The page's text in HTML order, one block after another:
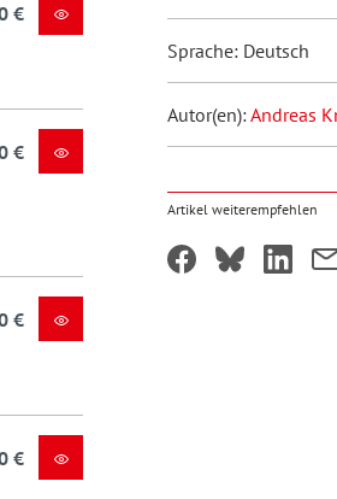
€
€
€
€
Sprache: Deutsch
Autor(en):Andreas
Artikel weiterempfehlen